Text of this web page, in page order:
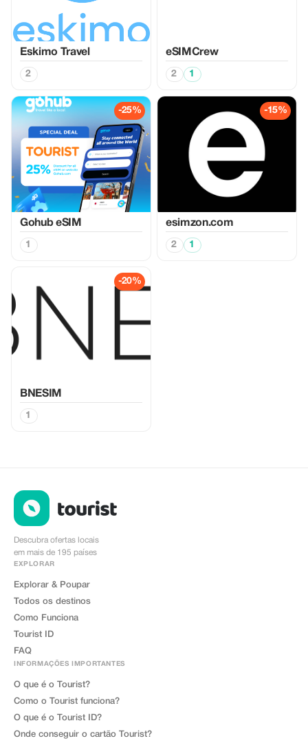
Eskimo Travel
2
eSIMCrew
2 1
-25%
Gohub eSIM
1
-15%
esimzon.com
2 1
-20%
BNESIM
1
Descubra ofertas locais
em mais de 195 países
EXPLORAR
Explorar & Poupar
Todos os destinos
Como Funciona
Tourist ID
FAQ
INFORMAÇÕES IMPORTANTES
O que é o Tourist?
Como o Tourist funciona?
O que é o Tourist ID?
Onde conseguir o cartão Tourist?